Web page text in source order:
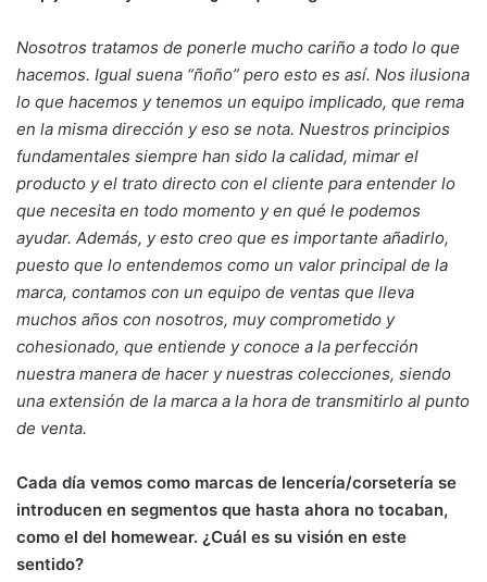
Nosotros tratamos de ponerle mucho cariño a todo lo que
hacemos. Igual suena “ñoño” pero esto es así. Nos ilusiona
lo que hacemos y tenemos un equipo implicado, que rema
en la misma dirección y eso se nota. Nuestros principios
fundamentales siempre han sido la calidad, mimar el
producto y el trato directo con el cliente para entender lo
que necesita en todo momento y en qué le podemos
ayudar. Además, y esto creo que es importante añadirlo,
puesto que lo entendemos como un valor principal de la
marca, contamos con un equipo de ventas que lleva
muchos años con nosotros, muy comprometido y
cohesionado, que entiende y conoce a la perfección
nuestra manera de hacer y nuestras colecciones, siendo
una extensión de la marca a la hora de transmitirlo al punto
de venta.
Cada día vemos como marcas de lencería/corsetería se
introducen en segmentos que hasta ahora no tocaban,
como el del homewear. ¿Cuál es su visión en este
sentido?